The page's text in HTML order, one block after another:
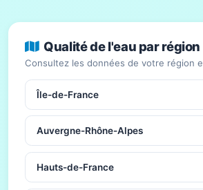
Qualité de l'eau par région
Consultez les données de votre région
Île-de-France
Auvergne-Rhône-Alpes
Hauts-de-France